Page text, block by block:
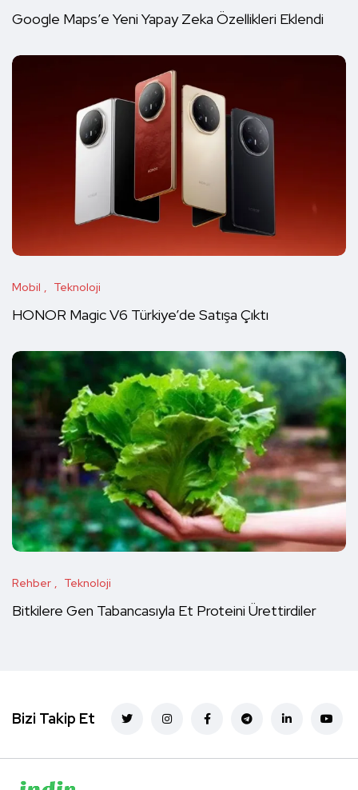
Google Maps’e Yeni Yapay Zeka Özellikleri Eklendi
Mobil Teknoloji
HONOR Magic V6 Türkiye’de Satışa Çıktı
Rehber Teknoloji
Bitkilere Gen Tabancasıyla Et Proteini Ürettirdiler
Bizi Takip Et